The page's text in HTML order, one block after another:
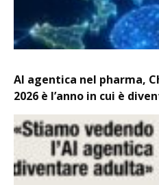
AI agentica nel pharma,
2026 è l’anno in cui è